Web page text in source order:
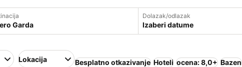
Dolazak/odlazak
Izaberi datume
Lokacija Besplatno otkazivanje Hoteli ocena: 8,0+ Bazen